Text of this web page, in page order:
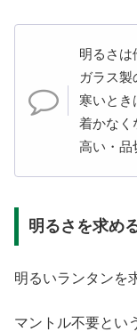
明るさは
ガラス製
寒いとき
着かなく
高い・品
明るさを求め
明るいランタンを
マントル不要とい